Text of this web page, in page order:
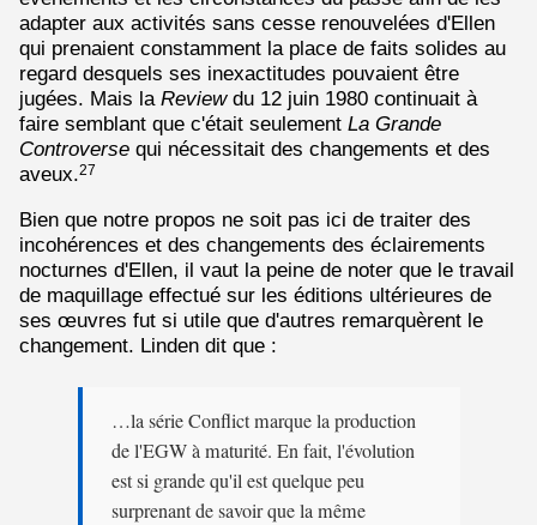
adapter aux activités sans cesse renouvelées d'Ellen
qui prenaient constamment la place de faits solides au
regard desquels ses inexactitudes pouvaient être
jugées. Mais la Reviewdu 12 juin 1980 continuait à
faire semblant que c'était seulement La Grande
Controverse qui nécessitait des changements et des
aveux.27
Bien que notre propos ne soit pas ici de traiter des
incohérences et des changements des éclairements
nocturnes d'Ellen, il vaut la peine de noter que le travail
de maquillage effectué sur les éditions ultérieures de
ses œuvres fut si utile que d'autres remarquèrent le
changement. Linden dit que :
…la série Conflict marque la production
de l'EGW à maturité. En fait, l'évolution
est si grande qu'il est quelque peu
surprenant de savoir que la même